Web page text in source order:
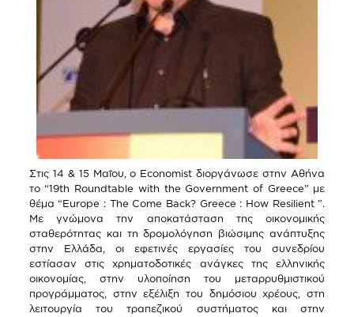
Στις 14 & 15 Μαΐου, ο Economist διοργάνωσε στην Αθήνα
το “19th Roundtable with the Government of Greece” με
θέμα “Europe : The Come Back? Greece : How Resilient ”.
Με γνώμονα την αποκατάσταση της οικονομικής
σταθερότητας και τη δρομολόγηση βιώσιμης ανάπτυξης
στην Ελλάδα, οι εφετινές εργασίες του συνεδρίου
εστίασαν στις χρηματοδοτικές ανάγκες της ελληνικής
οικονομίας, στην υλοποίηση του μεταρρυθμιστικού
προγράμματος, στην εξέλιξη του δημόσιου χρέους, στη
λειτουργία του τραπεζικού συστήματος και στην